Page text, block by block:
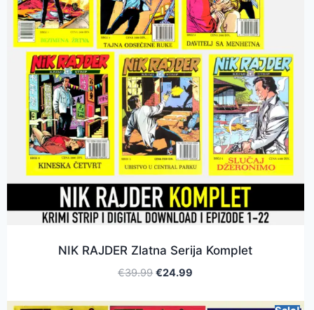
NIK RAJDER Zlatna Serija Komplet
€39.99 €24.99